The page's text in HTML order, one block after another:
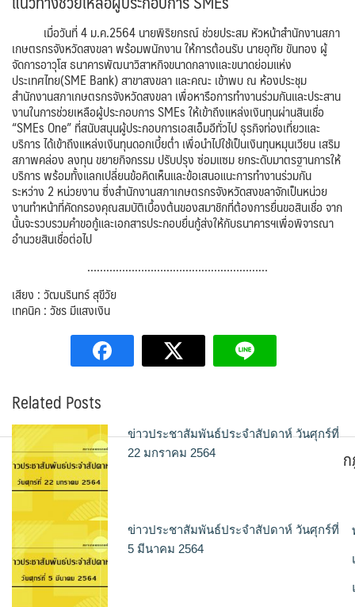
เมื่อวันที่ 4 ม.ค.2564 นายพิริยกรณ์ ช่วยประสม หัวหน้าสำนักงานสภา
เกษตรกรจังหวัดสงขลา พร้อมพนักงาน ให้การต้อนรับ นายอุทัย ขันทอง ผู้
จัดการอาวุโส ธนาคารพัฒนาวิสาหกิจขนาดกลางและขนาดย่อมแห่ง
ประเทศไทย(SME Bank) สาขาสงขลา และคณะ เข้าพบ ณ ห้องประชุม
สำนักงานสภาเกษตรกรจังหวัดสงขลา เพื่อหารือการทำงานร่วมกันและประสาน
งานในการช่วยเหลือผู้ประกอบการ SMEs ให้เข้าถึงแหล่งเงินทุนผ่านสินเชื่อ
“SMEs One” ที่สนับสนุนผู้ประกอบการเอสเอ็มอีทั่วไป ธุรกิจท่องเที่ยวและ
บริการ ได้เข้าถึงแหล่งเงินทุนดอกเบี้ยต่ำ เพื่อนำไปใช้เป็นเงินทุนหมุนเวียน เสริม
สภาพคล่อง ลงทุน ขยายกิจกรรม ปรับปรุง ซ่อมแซม ยกระดับมาตรฐานการให้
บริการ พร้อมทั้งแลกเปลี่ยนข้อคิดเห็นและข้อเสนอแนะการทำงานร่วมกัน
ระหว่าง 2 หน่วยงาน ซึ่งสำนักงานสภาเกษตรกรจังหวัดสงขลาจักเป็นหน่วย
งานทำหน้าที่คัดกรองคุณสมบัติเบื้องต้นของสมาชิกที่ต้องการยื่นขอสินเชื่อ จาก
นั้นจะรวบรวมคำขอกู้และเอกสารประกอบยื่นกู้ส่งให้กับธนาคารฯเพื่อพิจารณา
อำนวยสินเชื่อต่อไป
…………………………………………………
เสียง : วัฒนรินทร์ สุขีวัย
เทคนิค : วัชร มีแสงเงิน
Related Posts
ข่าวประชาสัมพันธ์ประจำสัปดาห์ วันศุกร์ที่
22 มกราคม 2564
ข่าวประชาสัมพันธ์ประจำสัปดาห์ วันศุกร์ที่
5 มีนาคม 2564